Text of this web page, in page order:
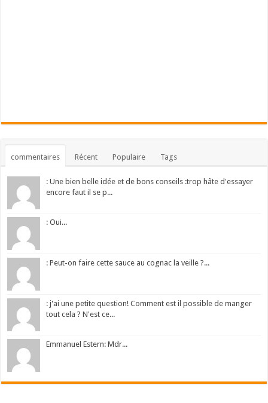
commentaires Récent Populaire Tags
: Une bien belle idée et de bons conseils :trop hâte d'essayer
encore faut il se p...
: Oui...
: Peut-on faire cette sauce au cognac la veille ?...
: j'ai une petite question! Comment est il possible de manger
tout cela ? N'est ce...
Emmanuel Estern: Mdr...